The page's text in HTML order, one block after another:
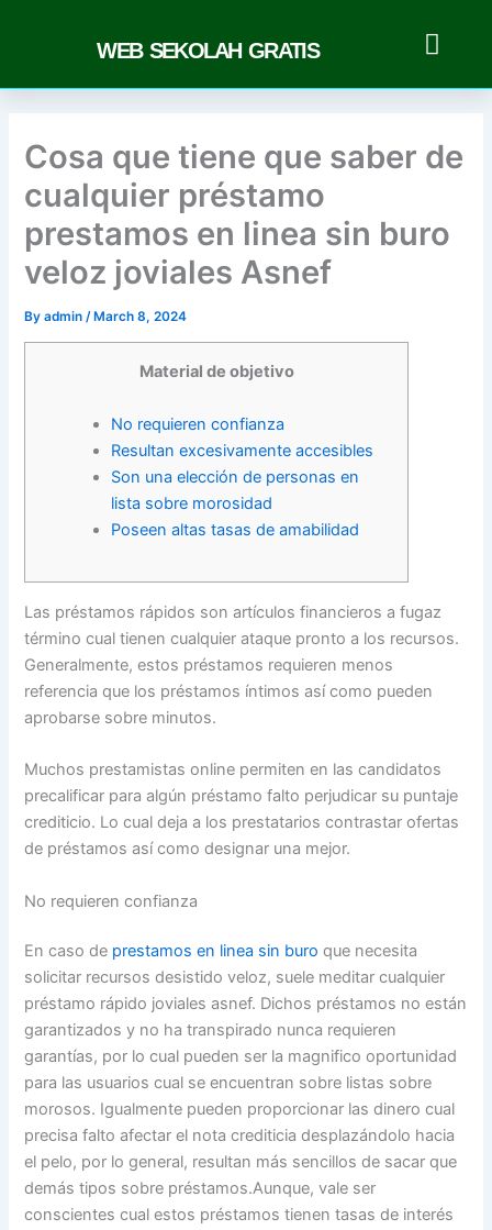
WEB SEKOLAH GRATIS
Cosa que tiene que saber de
cualquier préstamo
prestamos en linea sin buro
veloz joviales Asnef
Byadmin /March 8, 2024
Material de objetivo
No requieren confianza
Resultan excesivamente accesibles
Son una elección de personas en
lista sobre morosidad
Poseen altas tasas de amabilidad
Las préstamos rápidos son artículos financieros a fugaz
término cual tienen cualquier ataque pronto a los recursos.
Generalmente, estos préstamos requieren menos
referencia que los préstamos íntimos así­ como pueden
aprobarse sobre minutos.
Muchos prestamistas online permiten en las candidatos
precalificar para algún préstamo falto perjudicar su puntaje
crediticio. Lo cual deja a los prestatarios contrastar ofertas
de préstamos así­ como designar una mejor.
No requieren confianza
En caso de prestamos en linea sin buro que necesita
solicitar recursos desistido veloz, suele meditar cualquier
préstamo rápido joviales asnef. Dichos préstamos no están
garantizados y no ha transpirado nunca requieren
garantías, por lo cual pueden ser la magnifico oportunidad
para las usuarios cual se encuentran sobre listas sobre
morosos. Igualmente pueden proporcionar las dinero cual
precisa falto afectar el nota crediticia desplazándolo hacia
el pelo, por lo general, resultan más sencillos de sacar que
demás tipos sobre préstamos.Aunque, vale ser
conscientes cual estos préstamos tienen tasas de interés